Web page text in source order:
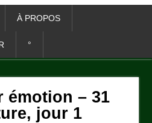
À PROPOS
°
émotion – 31
jour 1